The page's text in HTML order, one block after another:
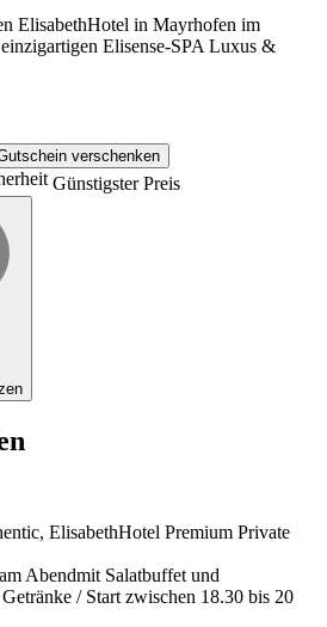
ElisabethHotel in Mayrhofen im
Elisense-SPA Luxus &
verschenken
Günstigster Preis
ElisabethHotel Premium Private
Abendmit Salatbuffet und
/ Start zwischen 18.30 bis 20